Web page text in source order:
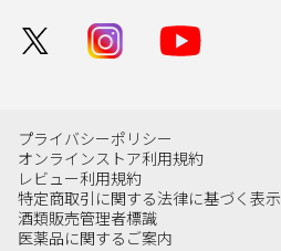
プライバシーポリシー
オンラインストア利用規約
レビュー利用規約
特定商取引に関する法律に基づく表示
酒類販売管理者標識
医薬品に関するご案内